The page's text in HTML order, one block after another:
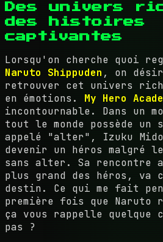
Des univers
des histoires
captivantes
Lorsqu'on cherche quoi
Naruto Shippuden , on
retrouver cet univers
en émotions. My Hero
incontournable. Dans un
tout le monde possède un
appelé "alter", Izuku
devenir un héros malgré
sans alter. Sa rencontre
plus grand des héros, va
destin. Ce qui me fait
première fois que Naruto
ça vous rappelle quelque
pas ?